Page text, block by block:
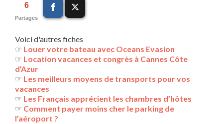
6
Partages
Voici d'autres fiches
☞ Louer votre bateau avec Oceans Evasion
☞ Location vacances et congrès à Cannes Côte
d’Azur
☞ Les meilleurs moyens de transports pour vos
vacances
☞ Les Français apprécient les chambres d’hôtes
☞ Comment payer moins cher le parking de
l’aéroport ?